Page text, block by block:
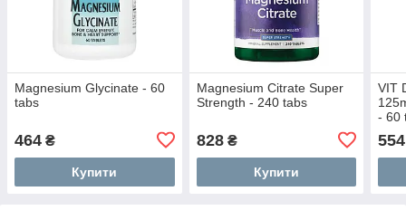
Magnesium Glycinate - 60
tabs
464 ₴
Купити
Magnesium Citrate Super
Strength - 240 tabs
828₴
Купити
VIT
- 60
554